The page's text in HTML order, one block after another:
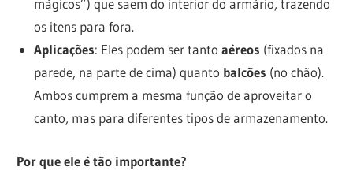
mágicos”) que saem do interior do armário, trazendo
os itens para fora.
Aplicações: Eles podem ser tanto aéreos (fixados na
parede, na parte de cima) quanto balcões (no chão).
Ambos cumprem a mesma função de aproveitar o
canto, mas para diferentes tipos de armazenamento.
Por que ele é tão importante?